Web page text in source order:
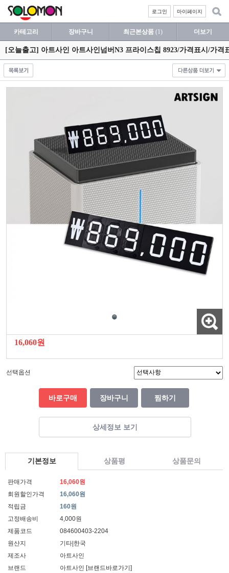
마이페이지
로그인
카테고리 장바구니 최근본상품 (1) 더보기
[오늘출고] 아트사인 아트사인넘버N3 프라이스칩 8923/가격표시/가
16,060원
선택옵션
바로구매 장바구니 찜하기
상세정보 보기
기본정보 상품평 상품문의
판매가격
16,060원
회원할인가격
16,060원
적립금
160원
고정배송비
4,000원
제품코드
084600403-2204
원산지
기타|한국
제조사
아트사인
브랜드
아트사인 [브랜드바로가기]